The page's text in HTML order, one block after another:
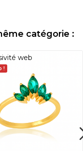
catégorie :
web
!